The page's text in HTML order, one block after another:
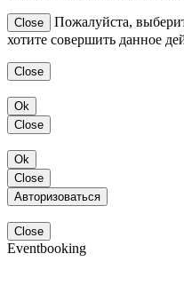
Close
Пожалуйста,
хотите совершить данное
Close
Ok
Close
Ok
Close
Авторизоваться
Close
Eventbooking